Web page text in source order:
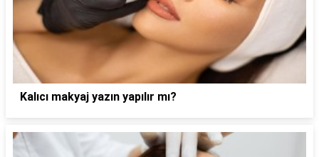
Kalıcı makyaj yazın yapılır mı?